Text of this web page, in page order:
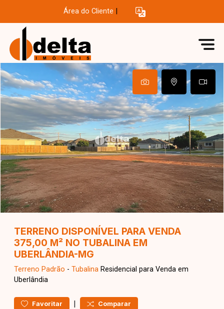
Área do Cliente
TERRENO DISPONÍVEL PARA VENDA
375,00 M² NO TUBALINA EM
UBERLÂNDIA-MG
Terreno Padrão - Tubalina Residencial para Venda em
Uberlândia
Favoritar | Comparar